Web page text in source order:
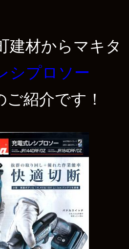
建材からマキタ
シプロソー
ご紹介です！